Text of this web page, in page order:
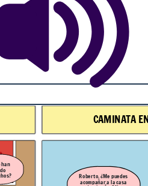
CAMINATA
han
Roberto, ¿Me puedes
acompañar a la casa